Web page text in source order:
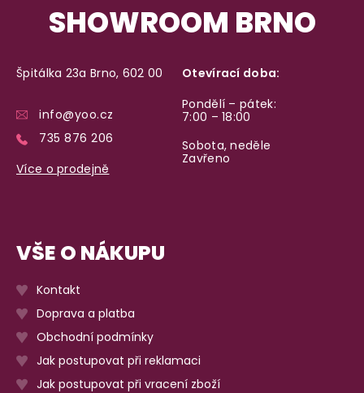
SHOWROOM BRNO
Špitálka 23a Brno, 602 00
info@yoo.cz
735 876 206
Více o prodejně
Otevírací doba:
Pondělí – pátek:
7:00 – 18:00
Sobota, neděle
Zavřeno
VŠE O NÁKUPU
Kontakt
Doprava a platba
Obchodní podmínky
Jak postupovat při reklamaci
Jak postupovat při vracení zboží